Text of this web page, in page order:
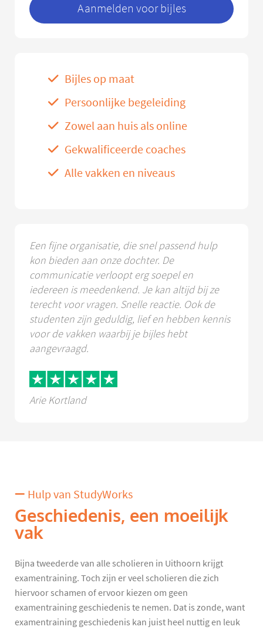
Aanmelden voor bijles
Bijles op maat
Persoonlijke begeleiding
Zowel aan huis als online
Gekwalificeerde coaches
Alle vakken en niveaus
Een fijne organisatie, die snel passend hulp
kon bieden aan onze dochter. De
communicatie verloopt erg soepel en
iedereen is meedenkend. Je kan altijd bij ze
terecht voor vragen. Snelle reactie. Ook de
studenten zijn geduldig, lief en hebben kennis
voor de vakken waarbij je bijles hebt
aangevraagd.
Arie Kortland
Hulp van StudyWorks
Geschiedenis, een moeilijk
vak
Bijna tweederde van alle scholieren in Uithoorn krijgt
examentraining. Toch zijn er veel scholieren die zich
hiervoor schamen of ervoor kiezen om geen
examentraining geschiedenis te nemen. Dat is zonde, want
examentraining geschiedenis kan juist heel nuttig en leuk